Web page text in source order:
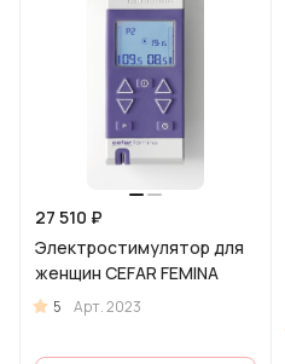
27 510 ₽
Электростимулятор для
женщин CEFAR FEMINA
5 Арт.2023